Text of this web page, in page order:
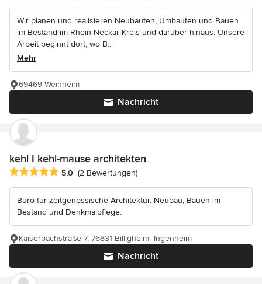
Wir planen und realisieren Neubauten, Umbauten und Bauen
im Bestand im Rhein-Neckar-Kreis und darüber hinaus. Unsere
Arbeit beginnt dort, wo B...
Mehr
Nachricht
69469 Weinheim
kehl I kehl-mause architekten
Durchschnittliche Bewertung: 5 von 5 Sternen
5,0 (2 Bewertungen)
Büro für zeitgenössische Architektur. Neubau, Bauen im
Bestand und Denkmalpflege.
Nachricht
Kaiserbachstraße 7, 76831 Billigheim- Ingenheim